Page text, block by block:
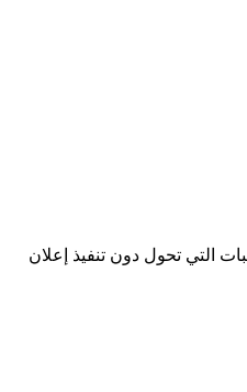
التي تحول دون تنفيذ إعلان